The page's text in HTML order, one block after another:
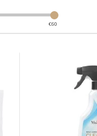
€60